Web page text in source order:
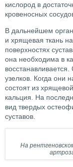
кислород в
кровеносных
В дальнейшем
и хрящевая ткань
поверхностях
она необходима в
узелков. Когда они
состоят из
кальция. На
вид твердых
суставов.
На